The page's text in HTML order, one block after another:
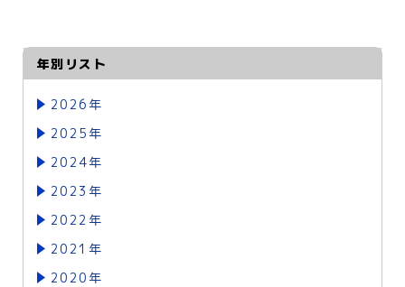
年別リスト
2026年
2025年
2024年
2023年
2022年
2021年
2020年